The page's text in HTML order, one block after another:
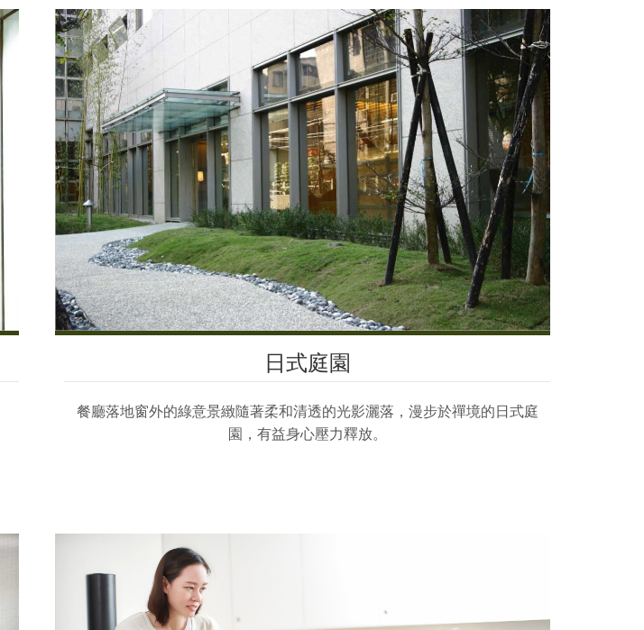
日式庭園
餐廳落地窗外的綠意景緻隨著柔和清透的光影灑落，漫步於禪境的日式庭
園，有益身心壓力釋放。